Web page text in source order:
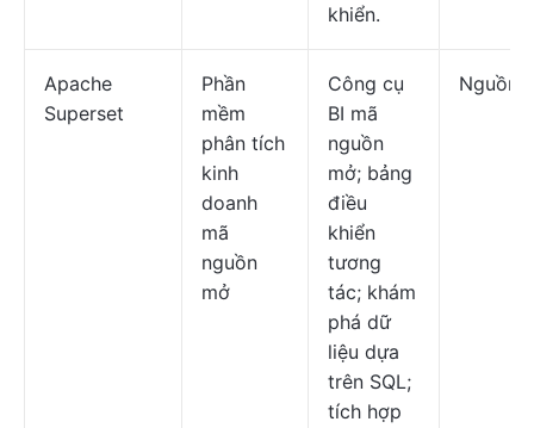
khiển.
Apache
Superset
Phần
mềm
phân tích
kinh
doanh
mã
nguồn
mở
Công cụ
BI mã
nguồn
mở; bảng
điều
khiển
tương
tác; khám
phá dữ
liệu dựa
trên SQL;
tích hợp
Nguồn